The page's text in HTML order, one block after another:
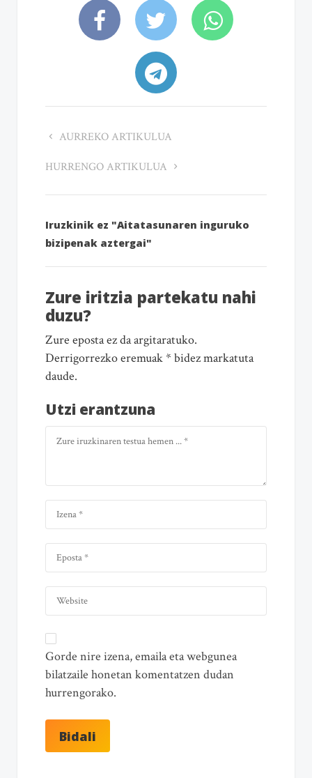
AURREKO ARTIKULUA
HURRENGO ARTIKULUA
Iruzkinik ez "Aitatasunaren inguruko
bizipenak aztergai"
Zure iritzia partekatu nahi
duzu?
Zure eposta ez da argitaratuko.
Derrigorrezko eremuak * bidez markatuta
daude.
Utzi erantzuna
Gorde nire izena, emaila eta webgunea
bilatzaile honetan komentatzen dudan
hurrengorako.